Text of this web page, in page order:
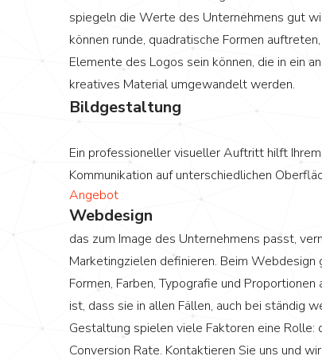
spiegeln die Werte des Unternehmens gut
können runde, quadratische Formen
Elemente des Logos sein können, die in ein
kreatives Material umgewandelt werden.
Bildgestaltung
Ein professioneller visueller Auftritt hilft
Kommunikation auf unterschiedlichen
Angebot
Webdesign
das zum Image des Unternehmens passt,
Marketingzielen definieren. Beim Webdesign
Formen, Farben, Typografie und
ist, dass sie in allen Fällen, auch bei ständig
Gestaltung spielen viele Faktoren eine Rolle:
Conversion Rate. Kontaktieren Sie uns und